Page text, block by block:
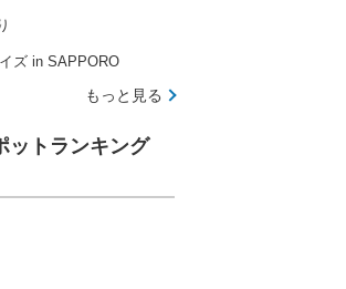
ズ in SAPPORO
もっと見る
ットランキング